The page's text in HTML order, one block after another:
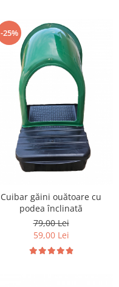
-25%
Cuibar găini ouătoare cu
podea înclinată
79,00 Lei
59,00 Lei